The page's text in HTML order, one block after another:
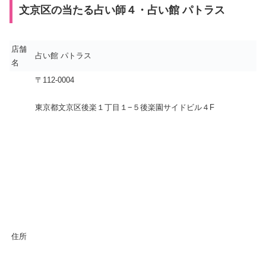
文京区の当たる占い師４・占い館 パトラス
店舗
名
占い館 パトラス
住所
〒112-0004
東京都文京区後楽１丁目１−５後楽園サイドビル４F